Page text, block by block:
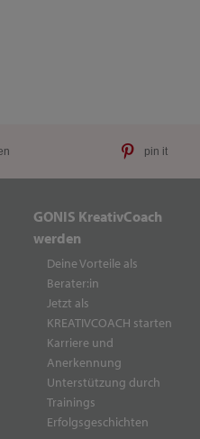
pin it
GONIS KreativCoach
werden
Deine Vorteile als
Berater:in
Jetzt als
KREATIVCOACH starten
Karriere und
Anerkennung
Unterstützung durch
Trainings
Erfolgsgeschichten